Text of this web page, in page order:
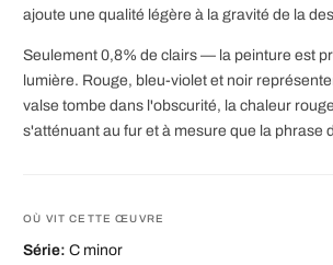
ajoute une qualité légère à la gravité de la
Seulement 0,8% de clairs — la peinture est
lumière. Rouge, bleu-violet et noir
valse tombe dans l'obscurité, la chaleur
s'atténuant au fur et à mesure que la phrase
OÙ VIT CETTE ŒUVRE
Série: C minor